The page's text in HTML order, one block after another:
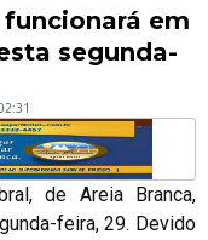
em
segunda-
de Areia Branca,
feira, 29. Devido